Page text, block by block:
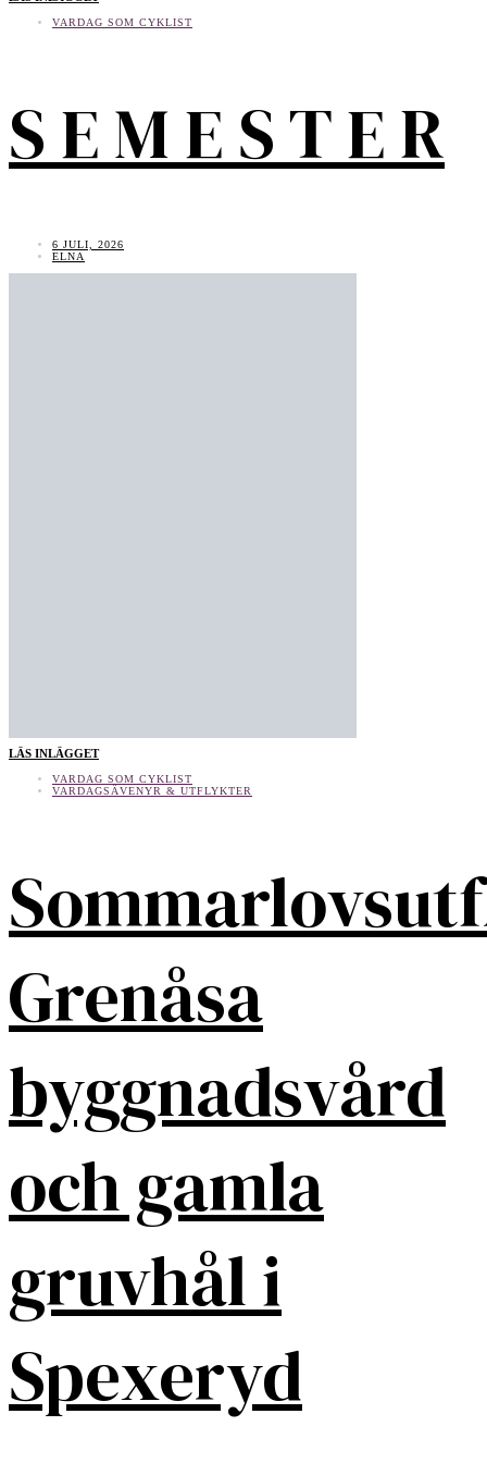
VARDAG SOM CYKLIST
S E M E S T E R
6 JULI, 2026
ELNA
LÄS INLÄGGET
VARDAG SOM CYKLIST
VARDAGSÄVENYR & UTFLYKTER
Grenåsa
byggnadsvård
och gamla
gruvhål i
Spexeryd